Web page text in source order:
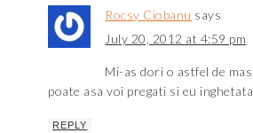
Rocsy Ciobanu says
July 20, 2012 at 4:59 pm
Mi-as dori o astfel de
poate asa voi pregati si eu
REPLY